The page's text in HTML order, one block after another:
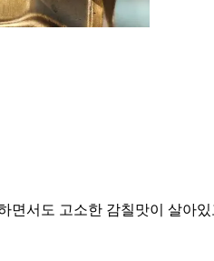
서도 고소한 감칠맛이 살